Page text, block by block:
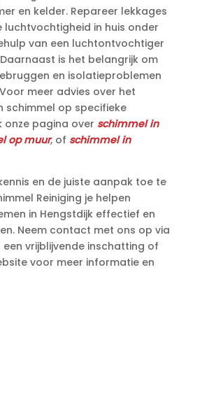
en kelder.​ Repareer lekkages
luchtvochtigheid in huis onder
van een luchtontvochtiger
is het belangrijk om
en isolatieproblemen
meer advies over het
schimmel op specifieke
onze pagina over schimmel in
op muur, of schimmel in
en de juiste aanpak toe te
Reiniging je helpen
in Hengstdijk effectief en
Neem contact met ons op via
vrijblijvende inschatting of
voor meer informatie en